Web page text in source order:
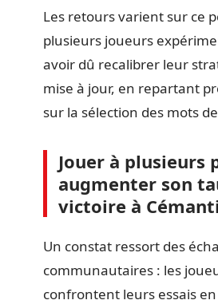
Les retours varient sur ce
plusieurs joueurs
avoir dû recalibrer leur
mise à jour, en repartant
sur la sélection des mots
Jouer à plusieurs
augmenter son
victoire à
Un constat ressort des
communautaires : les
confrontent leurs essais